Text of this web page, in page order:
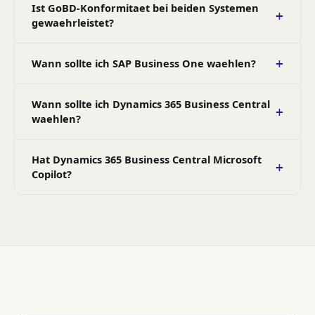
Ist GoBD-Konformitaet bei beiden Systemen
gewaehrleistet?
Wann sollte ich SAP Business One waehlen?
Wann sollte ich Dynamics 365 Business Central
waehlen?
Hat Dynamics 365 Business Central Microsoft
Copilot?